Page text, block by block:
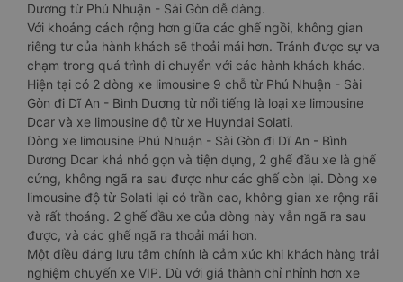
Dương từ Phú Nhuận - Sài Gòn dễ dàng.
Với khoảng cách rộng hơn giữa các ghế ngồi, không gian
riêng tư của hành khách sẽ thoải mái hơn. Tránh được sự va
chạm trong quá trình di chuyển với các hành khách khác.
Hiện tại có 2 dòng xe limousine 9 chỗ từ Phú Nhuận - Sài
Gòn đi Dĩ An - Bình Dương từ nổi tiếng là loại xe limousine
Dcar và xe limousine độ từ xe Huyndai Solati.
Dòng xe limousine Phú Nhuận - Sài Gòn đi Dĩ An - Bình
Dương Dcar khá nhỏ gọn và tiện dụng, 2 ghế đầu xe là ghế
cứng, không ngã ra sau được như các ghế còn lại. Dòng xe
limousine độ từ Solati lại có trần cao, không gian xe rộng rãi
và rất thoáng. 2 ghế đầu xe của dòng này vẫn ngã ra sau
được, và các ghế ngã ra thoải mái hơn.
Một điều đáng lưu tâm chính là cảm xúc khi khách hàng trải
nghiệm chuyến xe VIP. Dù với giá thành chỉ nhỉnh hơn xe